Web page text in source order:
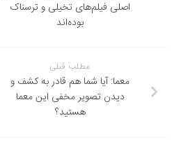
اصلی فیلم‌های تخیلی و ترسناک
بوده‌اند
مطلب قبلی
معما: آیا شما هم قادر به کشف و
دیدن تصویر مخفی این معما
هستید؟